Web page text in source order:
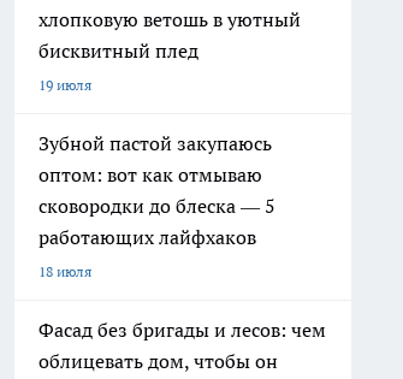
хлопковую ветошь в уютный
бисквитный плед
19 июля
Зубной пастой закупаюсь
оптом: вот как отмываю
сковородки до блеска — 5
работающих лайфхаков
18 июля
Фасад без бригады и лесов: чем
облицевать дом, чтобы он